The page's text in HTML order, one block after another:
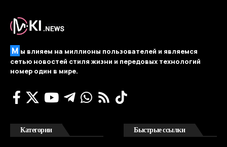
М ы влияем на миллионы пользователей и являемся
сетью новостей стиля жизни и передовых технологий
номер один в мире.
Категории Быстрые ссылки